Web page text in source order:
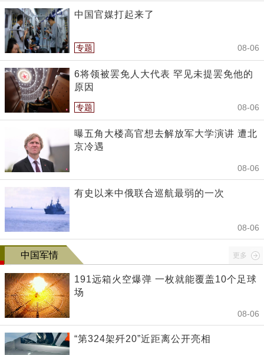
中国官媒打起来了
专题 08-06
6将领被罢免人大代表 罕见未提罢免他的
原因
专题 08-06
曝五角大楼高官想去解放军大学演讲 遭北
京冷遇
08-06
有史以来中俄联合巡航最弱的一次
08-06
中国军情 更多
191远箱火空爆弹 一枚就能覆盖10个足球
场
08-06
“第324架歼20”近距离公开亮相